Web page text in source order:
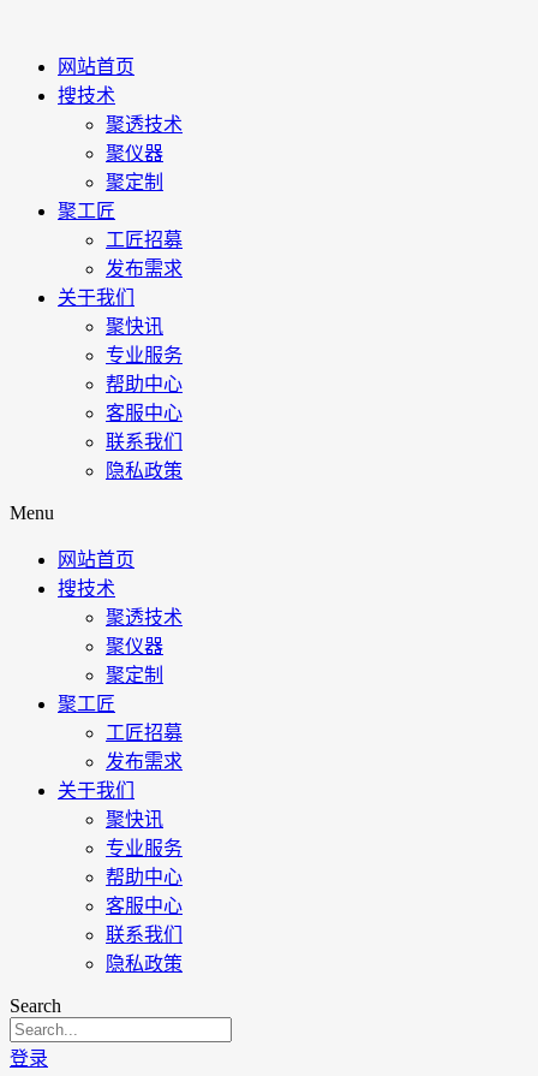
网站首页
搜技术
聚透技术
聚仪器
聚定制
聚工匠
工匠招募
发布需求
关于我们
聚快讯
专业服务
帮助中心
客服中心
联系我们
隐私政策
Menu
网站首页
搜技术
聚透技术
聚仪器
聚定制
聚工匠
工匠招募
发布需求
关于我们
聚快讯
专业服务
帮助中心
客服中心
联系我们
隐私政策
Search
登录